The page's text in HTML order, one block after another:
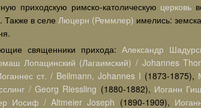
приходскую римско-католическую церковь
Также в селе Люцерн (Реммлер) имелись:
священники прихода: Александр
Лопацинский (Лагаимский) / Johannes
ст. / Beilmann, Johannes I (1873-1875),
/ Georg Riessling (1880-1882), Иоганн
Иосиф / Altmeier Joseph (1890-1909),